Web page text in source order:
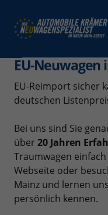
EU-
EU-Reimport sicher
deutschen
Bei uns sind Sie
über 20 Jahren
Traumwagen
Webseite oder
Mainz und lernen
persönlich kennen.